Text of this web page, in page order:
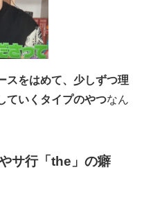
スをはめて、少しずつ理
ていくタイプのやつなん
サ行「the」の癖